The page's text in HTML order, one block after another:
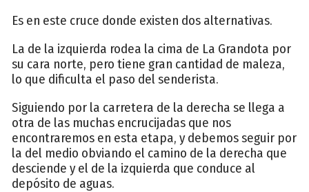
Es en este cruce donde existen dos alternativas.
La de la izquierda rodea la cima de La Grandota por
su cara norte, pero tiene gran cantidad de maleza,
lo que dificulta el paso del senderista.
Siguiendo por la carretera de la derecha se llega a
otra de las muchas encrucijadas que nos
encontraremos en esta etapa, y debemos seguir por
la del medio obviando el camino de la derecha que
desciende y el de la izquierda que conduce al
depósito de aguas.